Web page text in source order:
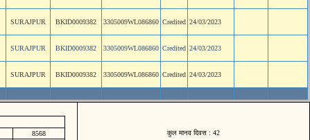
SURAJPUR BKID0009382 3305009WL086860 Credited 24/03/2023
SURAJPUR BKID0009382 3305009WL086860 Credited 24/03/2023
SURAJPUR BKID0009382 3305009WL086860 Credited 24/03/2023
8568
कुल मानव दिवस : 42